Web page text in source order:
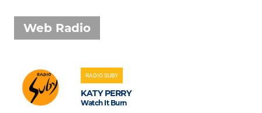
Web Radio
RADIO SUBY
KATY PERRY
Watch It Burn